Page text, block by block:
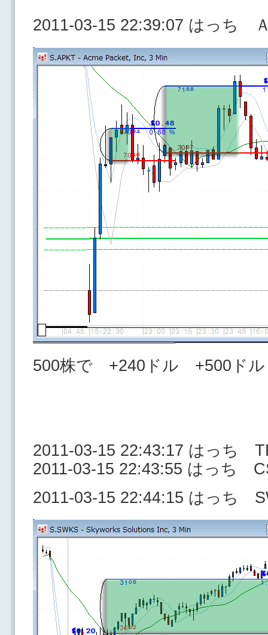
2011-03-15 22:39:07 はっち
500株で +240ドル +500ドル
2011-03-15 22:43:17 はっち
2011-03-15 22:43:55 はっち
2011-03-15 22:44:15 はっち